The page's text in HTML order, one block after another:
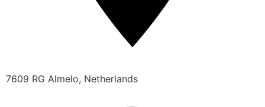
7609 RG Almelo, Netherlands